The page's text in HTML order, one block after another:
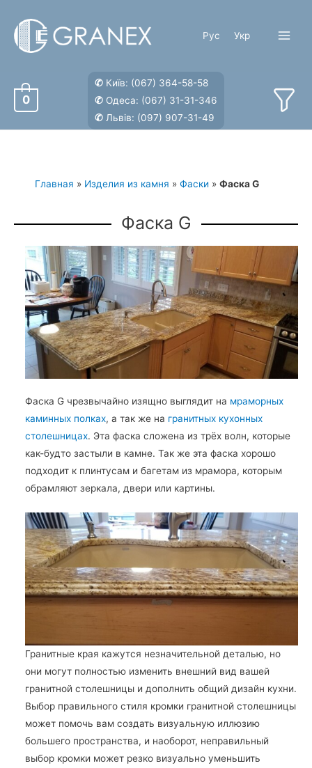
содержимому
Рус Укр
0
✆ Київ: (067) 364-58-58
✆ Одеса: (067) 31-31-346
✆ Львів: (097) 907-31-49
Главная » Изделия из камня » Фаски » Фаска G
Фаска G
Фаска G чрезвычайно изящно выглядит на мраморных
каминных полках, а так же на гранитных кухонных
столешницах. Эта фаска сложена из трёх волн, которые
как-будто застыли в камне. Так же эта фаска хорошо
подходит к плинтусам и багетам из мрамора, которым
обрамляют зеркала, двери или картины.
Гранитные края кажутся незначительной деталью, но
они могут полностью изменить внешний вид вашей
гранитной столешницы и дополнить общий дизайн кухни.
Выбор правильного стиля кромки гранитной столешницы
может помочь вам создать визуальную иллюзию
большего пространства, и наоборот, неправильный
выбор кромки может резко визуально уменьшить